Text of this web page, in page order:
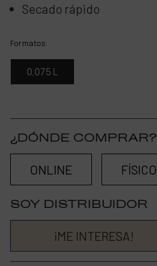
Secado rápido
Formatos:
0,075 L
¿DÓNDE COMPRAR?
ONLINE FÍSICO
SOY DISTRIBUIDOR
¡ME INTERESA!